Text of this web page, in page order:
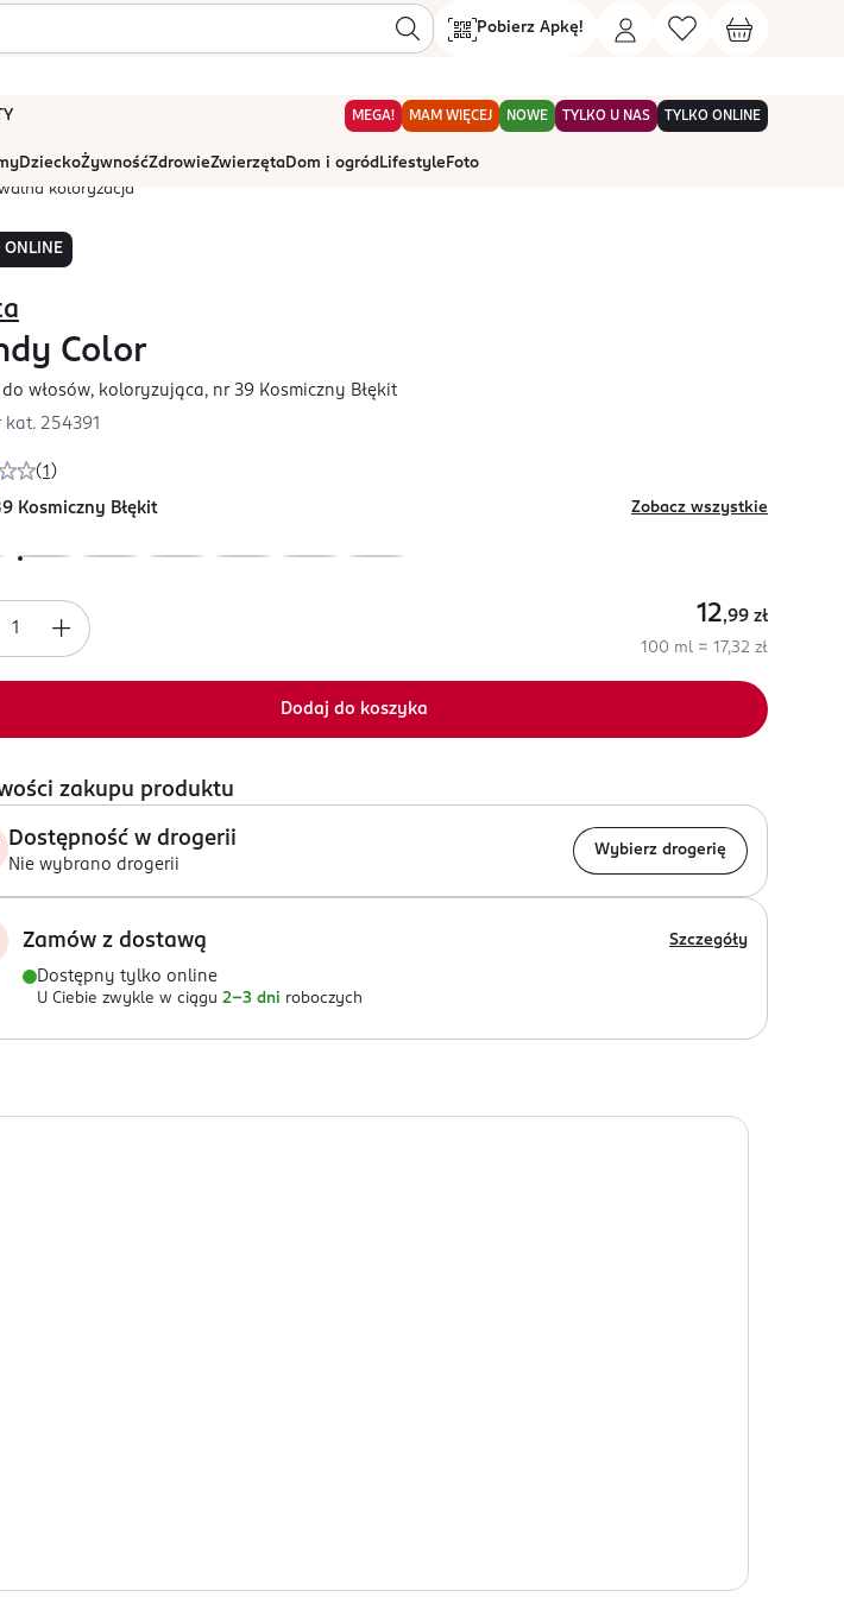
Pobierz Apkę!
MEGA! MAM WIĘCEJ NOWE TYLKO U NAS TYLKO ONLINE
DzieckoŻywnośćZdrowieZwierzętaDom i ogród Lifestyle Foto
koloryzacja
ONLINE
(1 )
Color
włosów, koloryzująca, nr 39 Kosmiczny Błękit
kat. 254391
Kosmiczny Błękit Zobacz wszystkie
12,99 zł
100 ml = 17,32 zł
Dodaj do koszyka
zakupu produktu
Dostępność w drogerii
Nie wybrano drogerii
Wybierz drogerię
Zamów z dostawą Szczegóły
Dostępny tylko online
U Ciebie zwykle w ciągu 2-3 dni roboczych